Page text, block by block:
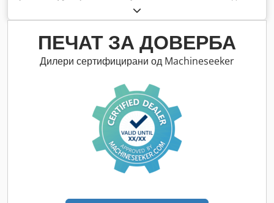
, работен притисок:
машина/возило:S10 00164,
ПЕЧАТ ЗА ДОВЕРБА
Дилери сертифицирани од Machineseeker